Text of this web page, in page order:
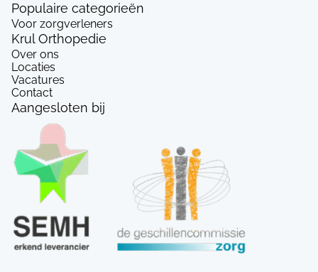
Populaire categorieën
Voor zorgverleners
Krul Orthopedie
Over ons
Locaties
Vacatures
Contact
Aangesloten bij